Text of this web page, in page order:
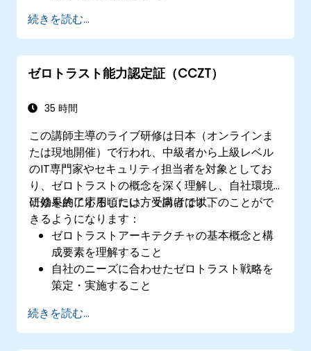
るアクセス制御を実装する。
現在利用しているセキュリティモデルを評価
し、ゼロトラストがどのように改善につなが
るか判断する。
めにゼロトラストの概念を適用する。
続きを読む...
ゼロトラスト能力認定証（CCZT）
35 時間
この講師主導のライブ研修は日本（オンラインま
たは現地開催）で行われ、中級者から上級レベル
のIT専門家やセキュリティ担当者を対象としてお
り、ゼロトラストの概念を深く理解し、自社環境
に効果的に応用したい方々向けです。
研修を終了する頃には、受講者は以下のことがで
きるようになります：
ゼロトラストアーキテクチャの基本概念と構
成要素を理解すること
自社のニーズに合わせたゼロトラスト戦略を
策定・実施すること
行を行うこと
ソフトウェア定義型境界（SDP）技術を用い
続きを読む...